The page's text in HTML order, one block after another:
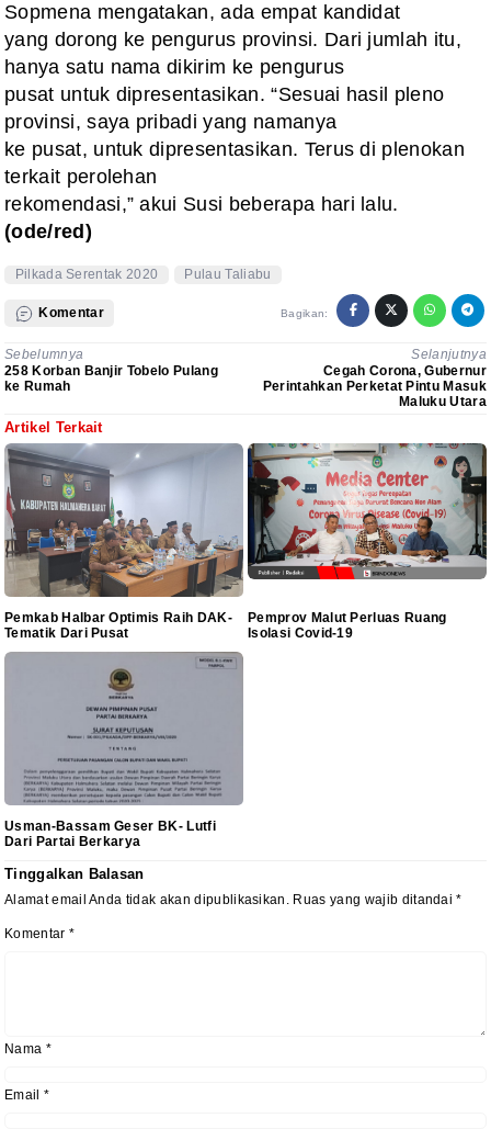
Sopmena mengatakan, ada empat kandidat
yang dorong ke pengurus provinsi. Dari jumlah itu,
hanya satu nama dikirim ke pengurus
pusat untuk dipresentasikan. “Sesuai hasil pleno
provinsi, saya pribadi yang namanya
ke pusat, untuk dipresentasikan. Terus di plenokan
terkait perolehan
rekomendasi,” akui Susi beberapa hari lalu.
(ode/red)
Pilkada Serentak 2020 Pulau Taliabu
Komentar Bagikan:
Sebelumnya
258 Korban Banjir Tobelo Pulang
ke Rumah
Selanjutnya
Cegah Corona, Gubernur
Perintahkan Perketat Pintu Masuk
Maluku Utara
Artikel Terkait
Pemkab Halbar Optimis Raih DAK-
Tematik Dari Pusat
Pemprov Malut Perluas Ruang
Isolasi Covid-19
Usman-Bassam Geser BK- Lutfi
Dari Partai Berkarya
Tinggalkan Balasan
Alamat email Anda tidak akan dipublikasikan. Ruas yang wajib ditandai*
Komentar *
Nama *
Email *